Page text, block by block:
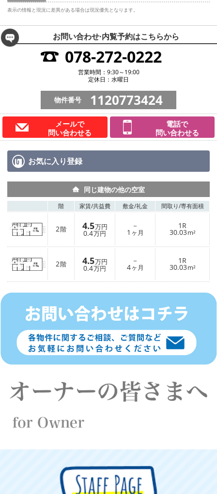
表示の情報と現況に差異がある場合は現況優先となります。
お問い合わせ·内覧予約はこちらから
078-272-0222
営業時間：9:30～19:00
定休日：水曜日
物件番号 1120773424
メールで
問い合わせる
電話で
問い合わせる
お気に入り登録
同じ建物の他の空室
階 家賃/共益費 敷金/礼金 間取り/専有面積
2階 4.5万円
0.4万円
－
1 ヶ月
1R
30.03m²
2階 4.5万円
0.4万円
－
4ヶ月
1R
30.03m²